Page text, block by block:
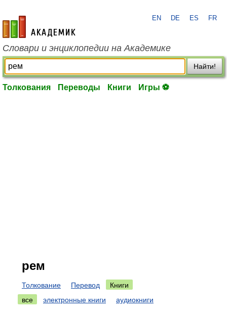
academic.ru
EN DE ES FR
Словари и энциклопедии на Академике
Найти!
Толкования Переводы Книги Игры ⚽
рем
Толкование Перевод
Книги
все
электронные книги аудиокниги